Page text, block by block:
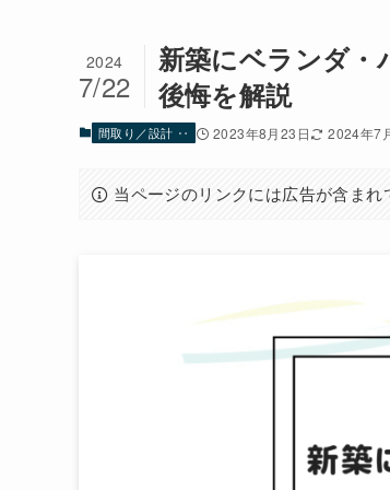
新築にベランダ・
後悔を解説
2024
7/22
間取り／設計 ‥ 2023年8月23日 2024年7
当ページのリンクには広告が含まれ